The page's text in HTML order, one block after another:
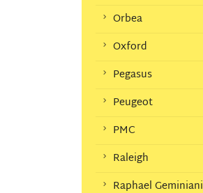
Orbea
Oxford
Pegasus
Peugeot
PMC
Raleigh
Raphael Geminiani